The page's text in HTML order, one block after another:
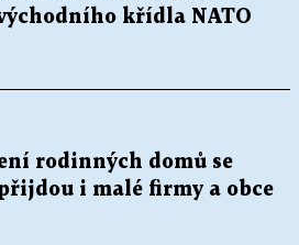
křídla NATO
rodinných domů se
i malé firmy a obce